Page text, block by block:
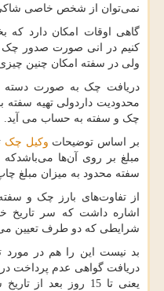
نمی‌توان از شخص خاصی
گاهی اوقات امکان دارد که
کنیم در انی صورت صدور چک
ولی در سفته امکان چنین
دریافت چک به صورت دسته
محدودیت داردولی تهیه
چک و سفته به حساب می آید.
بر اساس توضیحات وکیل چک
مبلغ بر روی آن‌ها
سفته محدود به میزان مبلغ
از تفاوت‌های بارز چک و
اشاره داشت که سر تاریخ
شرایطی که دو طرف تعیین
بد نیست این را هم در مورد
یعنی تا 15 روز بعد